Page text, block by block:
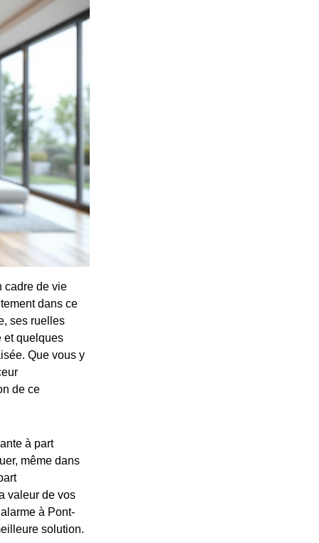
cadre de vie
dans ce
ses ruelles
et quelques
Que vous y
de ce
à part
même dans
valeur de vos
à Pont-
solution.